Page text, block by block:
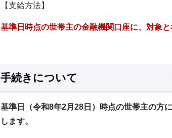
【支給方法】
基準日時点の世帯主の金融機関口座に、対象
手続きについて
基準日（令和8年2月28日）時点の世帯主の方
します。